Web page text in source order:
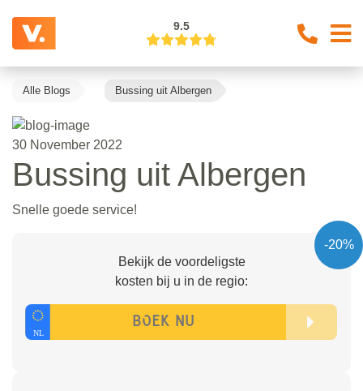
9.5
Alle Blogs Bussing uit Albergen
30 November 2022
Bussing uit Albergen
Snelle goede service!
-20%
Bekijk de voordeligste
kosten bij u in de regio: